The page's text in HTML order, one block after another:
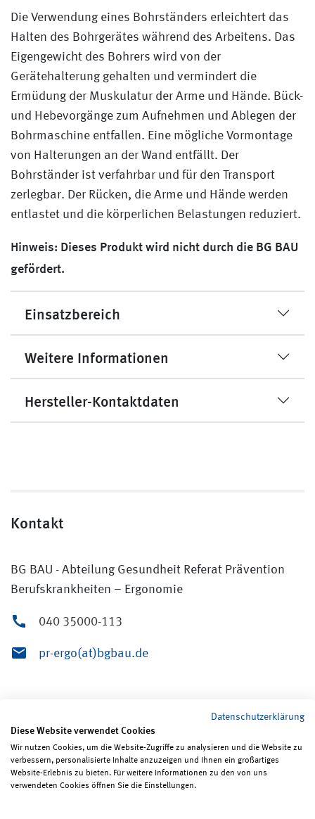
Die Verwendung eines Bohrständers erleichtert das
Halten des Bohrgerätes während des Arbeitens. Das
Eigengewicht des Bohrers wird von der
Gerätehalterung gehalten und vermindert die
Ermüdung der Muskulatur der Arme und Hände. Bück-
und Hebevorgänge zum Aufnehmen und Ablegen der
Bohrmaschine entfallen. Eine mögliche Vormontage
von Halterungen an der Wand entfällt. Der
Bohrständer ist verfahrbar und für den Transport
zerlegbar. Der Rücken, die Arme und Hände werden
entlastet und die körperlichen Belastungen reduziert.
Hinweis: Dieses Produkt wird nicht durch die BG BAU
gefördert.
Einsatzbereich
Weitere Informationen
Hersteller-Kontaktdaten
Kontakt
BG BAU - Abteilung Gesundheit Referat Prävention
Berufskrankheiten – Ergonomie
040 35000-113
pr-ergo(at)bgbau.de
Seite teilen Seite drucken
Datenschutzerklärung
Diese Website verwendet Cookies
Wir nutzen Cookies, um die Website-Zugriffe zu analysieren und die Website zu
verbessern, personalisierte Inhalte anzuzeigen und Ihnen ein großartiges
Website-Erlebnis zu bieten. Für weitere Informationen zu den von uns
verwendeten Cookies öffnen Sie die Einstellungen.